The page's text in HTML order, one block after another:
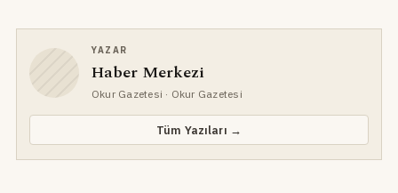
YAZAR
Haber Merkezi
Okur Gazetesi · Okur Gazetesi
Tüm Yazıları →